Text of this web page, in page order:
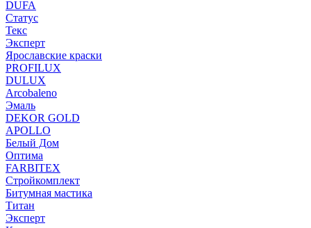
DUFA
Статус
Текс
Эксперт
Ярославские краски
PROFILUX
DULUX
Arcobaleno
Эмаль
DEKOR GOLD
APOLLO
Белый Дом
Оптима
FARBITEX
Стройкомплект
Битумная мастика
Титан
Эксперт